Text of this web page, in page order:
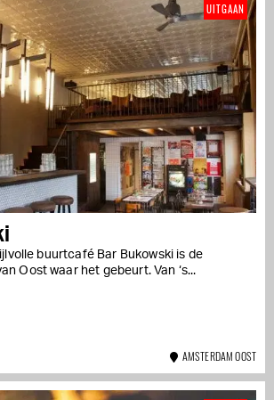
buurtcafé Bar Bukowski is de
Oost waar het gebeurt. Van ‘s...
UITGAAN
AMSTERDAM OOST